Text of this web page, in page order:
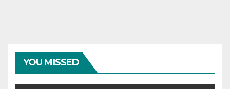
YOU MISSED